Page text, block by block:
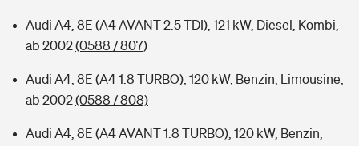
Audi A4, 8E (A4 AVANT 2.5 TDI), 121 kW, Diesel, Kombi,
ab 2002(0588 / 807)
Audi A4, 8E (A4 1.8 TURBO), 120 kW, Benzin, Limousine,
ab 2002(0588 / 808)
Audi A4, 8E (A4 AVANT 1.8 TURBO), 120 kW, Benzin,